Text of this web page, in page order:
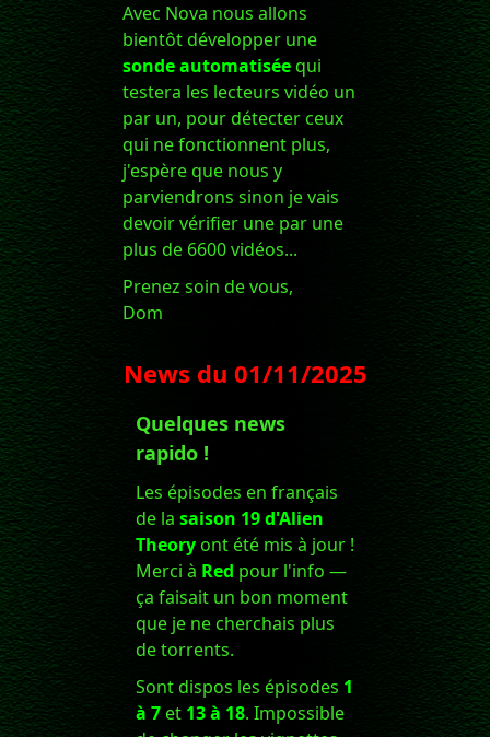
Avec Nova nous allons
bientôt développer une
sonde automatiséequi
testera les lecteurs vidéo un
par un, pour détecter ceux
qui ne fonctionnent plus,
j'espère que nous y
parviendrons sinon je vais
devoir vérifier une par une
plus de 6600 vidéos...
Prenez soin de vous,
Dom
News du 01/11/2025
Quelques news
rapido !
Les épisodes en français
de la saison 19 d'Alien
Theory ont été mis à jour !
Merci à Red pour l'info —
ça faisait un bon moment
que je ne cherchais plus
de torrents.
Sont dispos les épisodes 1
à 7et 13 à 18. Impossible